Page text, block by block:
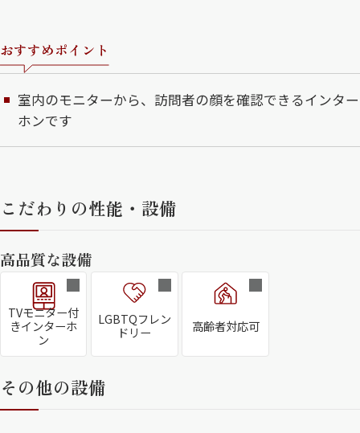
おすすめポイント
室内のモニターから、訪問者の顔を確認できるインター
ホンです
こだわりの性能・設備
高品質な設備
TVモニター付
きインターホ
ン
LGBTQフレン
ドリー
高齢者対応可
その他の設備